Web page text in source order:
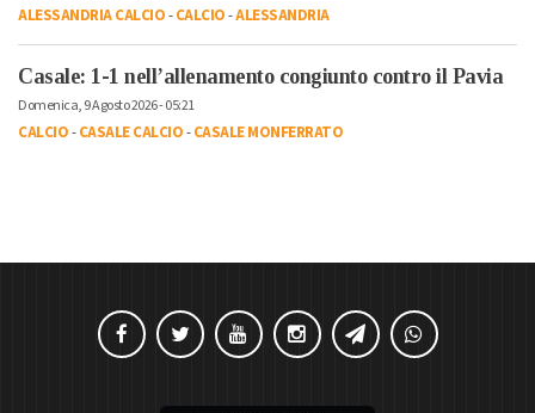
ALESSANDRIA CALCIO-CALCIO-ALESSANDRIA
Casale: 1-1 nell’allenamento congiunto contro il Pavia
Domenica, 9 Agosto 2026 - 05:21
CALCIO-CASALE CALCIO-CASALE MONFERRATO